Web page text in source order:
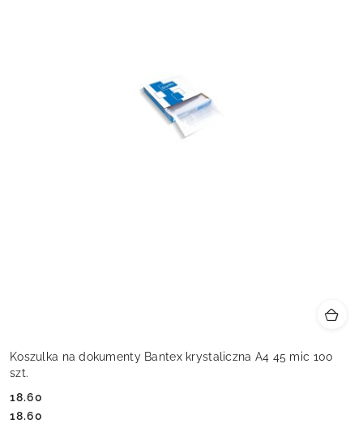
Koszulka na dokumenty Bantex krystaliczna A4 45 mic 100
szt.
Cena:
18.60
Cena:
18.60